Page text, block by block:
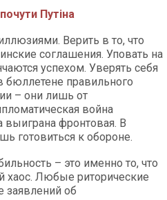
Путіна
Верить в то, что
соглашения. Уповать на
успехом. Уверять себя
бюллетене правильного
– они лишь от
война
выиграна фронтовая. В
готовиться к обороне.
– это именно то, что
хаос. Любые риторические
заявлений об